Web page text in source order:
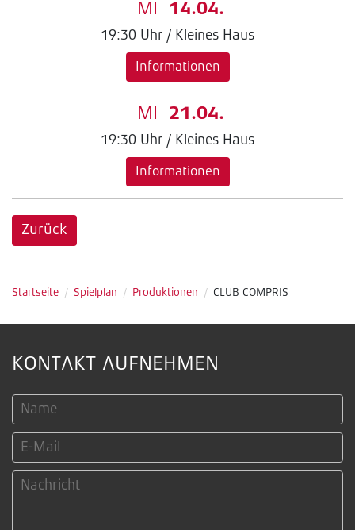
MI 14.04.
19:30 Uhr / Kleines Haus
Informationen
MI 21.04.
19:30 Uhr / Kleines Haus
Informationen
Zurück
Startseite / Spielplan / Produktionen / CLUB COMPRIS
KONTAKT AUFNEHMEN